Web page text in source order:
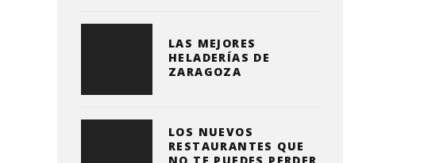
LAS MEJORES
HELADERÍAS DE
ZARAGOZA
LOS NUEVOS
RESTAURANTES QUE
NO TE PUEDES PERDER